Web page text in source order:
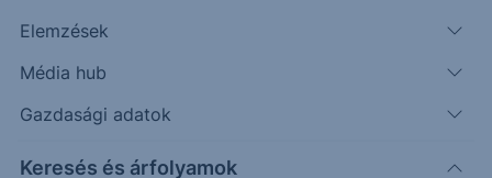
Elemzések
Média hub
Gazdasági adatok
Keresés és árfolyamok
439.40
Időpont: 26.08.07. 12:32
Előző záró:
440.70
Árfolyamértesítő rögzítése